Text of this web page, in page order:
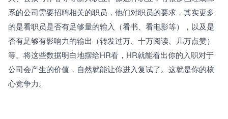
系的公司需要招聘相关的职员，他们对职员的要求，其实更多
的是看职员是否有足够量的输入（看书、看电影等），以及是
否有足够有影响力的输出（转发过万、十万阅读、几万点赞）
等。将这些数据明白地摆给HR看，HR就能看出你的入职对于
公司会产生的价值，自然就能让你进入复试了。这就是你的核
心竞争力。